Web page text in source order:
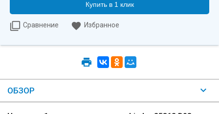
Купить в 1 клик
Сравнение Избранное
ОБЗОР